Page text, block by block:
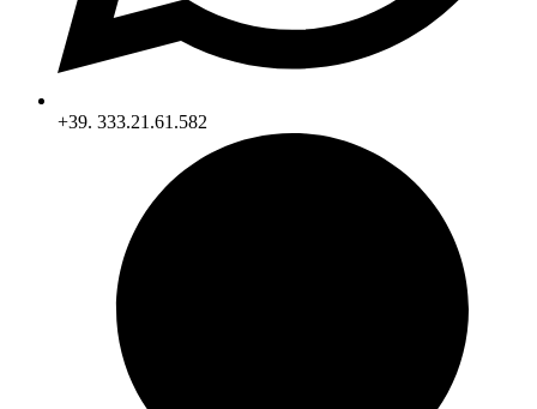
+39. 333.21.61.582